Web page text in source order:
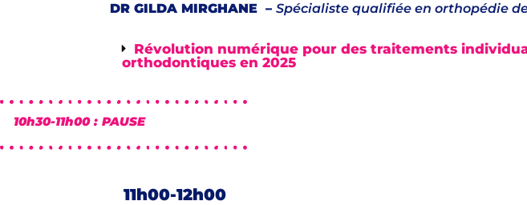
DR GILDA MIRGHANE – Spécialiste qualifiée en orthopédie
Révolution numérique pour des traitements
orthodontiques en 2025
10h30-11h00 : PAUSE
11h00-12h00